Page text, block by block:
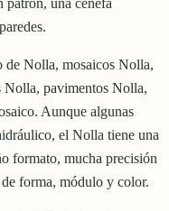
patrón, una cenefa
de Nolla, mosaicos Nolla,
Nolla, pavimentos Nolla,
Aunque algunas
el Nolla tiene una
formato, mucha precisión
forma, módulo y color.